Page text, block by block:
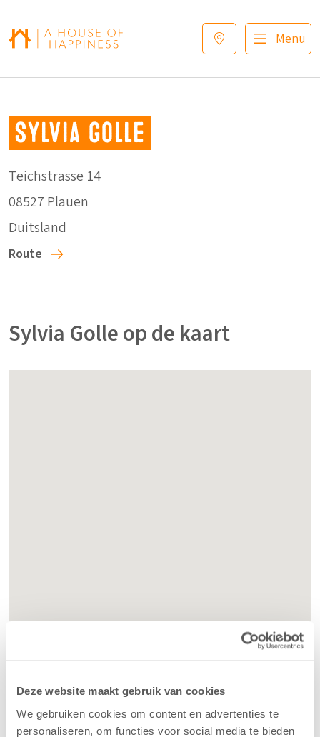
Deze website maakt gebruik van cookies
We gebruiken cookies om content en advertenties te
personaliseren, om functies voor social media te bieden
Menu
Sylvia Golle
Teichstrasse 14
08527 Plauen
Duitsland
Route
Sylvia Golle op de kaart